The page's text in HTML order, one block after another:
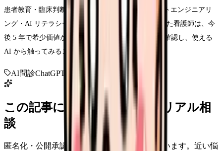
患者教育・臨床判断に再配分するツール。プロンプトエンジニアリ
ング・AI リテラシー・個情法の 3 点セットを押さえた看護師は、今
後 5 年で希少価値が跳ね上がる。自院の導入状況を確認し、使える
AI から触ってみることから始めよう。
AI問診ChatGPT 医療LLM 看護DX
この記事に近い看護師さんのリアル相
談
匿名化・公開承認済みの本音だけを表示しています。近い悩